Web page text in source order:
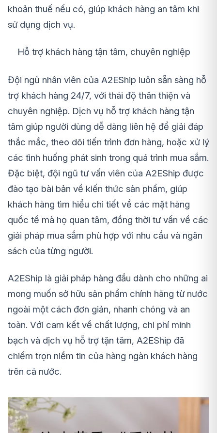
khoản thuế nếu có, giúp khách hàng an tâm khi
sử dụng dịch vụ.
Hỗ trợ khách hàng tận tâm, chuyên nghiệp
Đội ngũ nhân viên của A2EShip luôn sẵn sàng hỗ
trợ khách hàng 24/7, với thái độ thân thiện và
chuyên nghiệp. Dịch vụ hỗ trợ khách hàng tận
tâm giúp người dùng dễ dàng liên hệ để giải đáp
thắc mắc, theo dõi tiến trình đơn hàng, hoặc xử lý
các tình huống phát sinh trong quá trình mua sắm.
Đặc biệt, đội ngũ tư vấn viên của A2EShip được
đào tạo bài bản về kiến thức sản phẩm, giúp
khách hàng tìm hiểu chi tiết về các mặt hàng
quốc tế mà họ quan tâm, đồng thời tư vấn về các
giải pháp mua sắm phù hợp với nhu cầu và ngân
sách của từng người.
A2EShip là giải pháp hàng đầu dành cho những ai
mong muốn sở hữu sản phẩm chính hãng từ nước
ngoài một cách đơn giản, nhanh chóng và an
toàn. Với cam kết về chất lượng, chi phí minh
bạch và dịch vụ hỗ trợ tận tâm, A2EShip đã
chiếm trọn niềm tin của hàng ngàn khách hàng
trên cả nước.